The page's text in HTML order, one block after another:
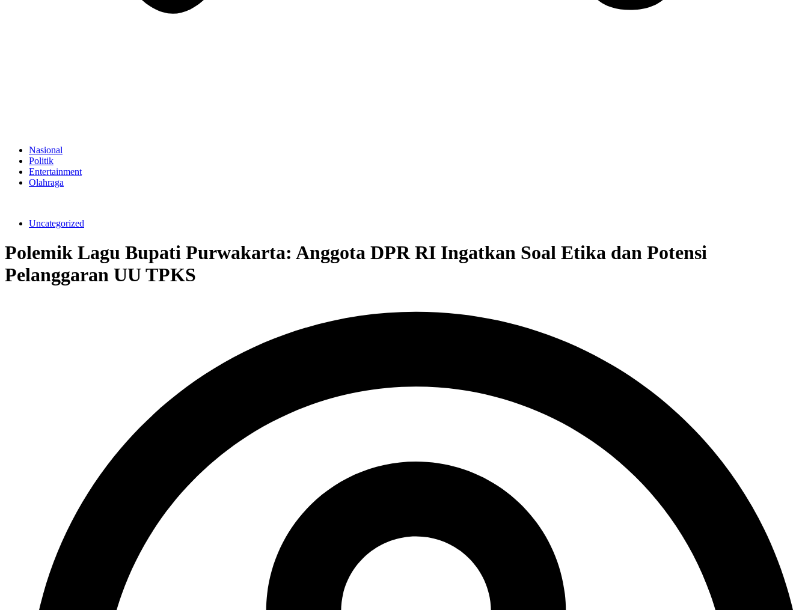
Nasional
Politik
Entertainment
Olahraga
Uncategorized
Polemik Lagu Bupati Purwakarta: Anggota DPR RI Ingatkan Soal Etika dan Potensi
Pelanggaran UU TPKS